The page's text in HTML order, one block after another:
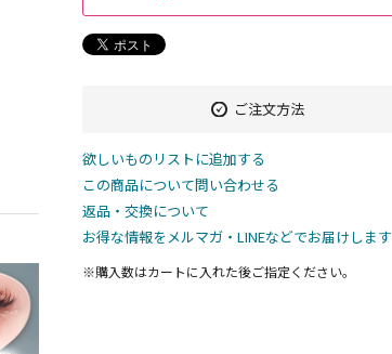
ご注文方法
欲しいものリストに追加する
この商品について問い合わせる
返品・交換について
お得な情報をメルマガ・LINEなどでお届けします
※購入数はカートに入れた後ご指定ください。